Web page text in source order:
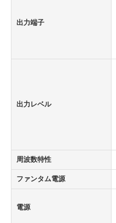
出力端子
出力レベル
周波数特性
ファンタム電源
電源